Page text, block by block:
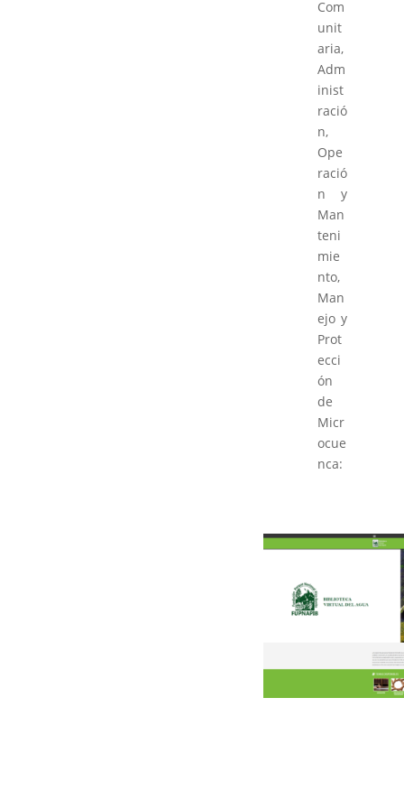
Com
unit
aria,
Adm
inist
ració
n,
Ope
ració
n y
Man
teni
mie
nto,
Man
ejo y
Prot
ecci
ón
de
Micr
ocue
nca: